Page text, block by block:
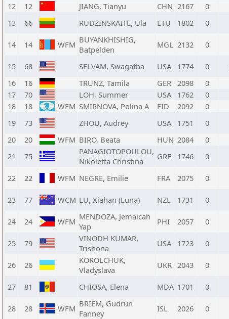
12
12 JIANG, Tianyu CHN 2167 0
13
66 RUDZINSKAITE, Ula LTU 1802 0
14 14 WFM BUYANKHISHIG,
Batpelden
MGL 2132 0
15 68 SELVAM, Swagatha USA 1774 0
16
16 TRUNZ, Tamila GER 2098 0
17
70 LOH, Summer USA 1762 0
18
18 WFM SMIRNOVA, Polina A FID 2092 0
19
73 ZHOU, Audrey USA 1751 0
20
20 WFM BIRO, Beata HUN 2084 0
21
75
PANAGIOTOPOULOU,
Nikoletta Christina
GRE 1746 0
22 22 WFM NEGRE, Emilie FRA 2075 0
23 77 WCM LU, Xiahan (Luna) NZL 1731 0
24 24 WFM MENDOZA, Jemaicah
Yap
PHI 2057 0
25 79
VINODH KUMAR,
Trishona
USA 1723 0
26 26
KOROLCHUK,
Vladyslava
UKR 2043 0
27 81 CHIOSA, Elena MDA 1701 0
28 28 WFM BRIEM, Gudrun
Fanney
ISL 2026 0